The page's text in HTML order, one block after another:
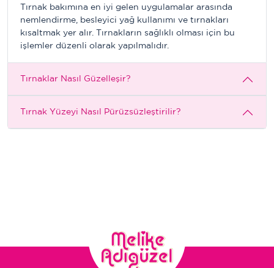
Tırnak bakımına en iyi gelen uygulamalar arasında
nemlendirme, besleyici yağ kullanımı ve tırnakları
kısaltmak yer alır. Tırnakların sağlıklı olması için bu
işlemler düzenli olarak yapılmalıdır.
Tırnaklar Nasıl Güzelleşir?
Tırnak Yüzeyi Nasıl Pürüzsüzleştirilir?